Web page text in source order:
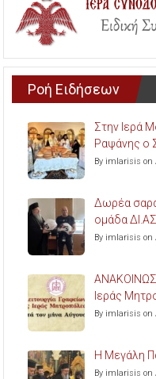
Ροή Ειδήσεων
Στην Ιερά
Ραψάνης ο
By imlarisis on
Δωρέα
ομάδα
By imlarisis on
Ιεράς
By imlarisis on
Η Μεγάλη
By imlarisis on